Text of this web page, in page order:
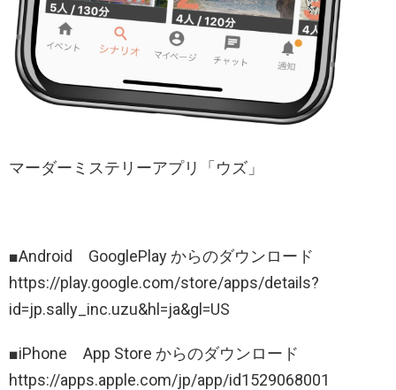
マーダーミステリーアプリ「ウズ」
■Android GooglePlay からのダウンロード
https://play.google.com/store/apps/details?
id=jp.sally_inc.uzu&hl=ja&gl=US
■iPhone App Store からのダウンロード
https://apps.apple.com/jp/app/id1529068001